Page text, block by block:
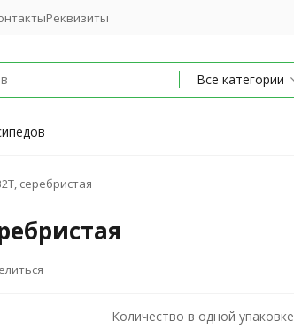
Реквизиты
Все категории
серебристая
Количество в одной упаковке